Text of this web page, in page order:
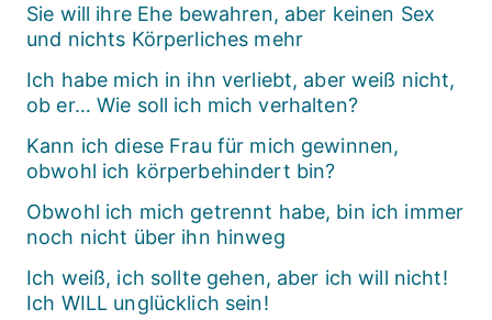
Sie will ihre Ehe bewahren, aber keinen Sex
und nichts Körperliches mehr
Ich habe mich in ihn verliebt, aber weiß nicht,
ob er… Wie soll ich mich verhalten?
Kann ich diese Frau für mich gewinnen,
obwohl ich körperbehindert bin?
Obwohl ich mich getrennt habe, bin ich immer
noch nicht über ihn hinweg
Ich weiß, ich sollte gehen, aber ich will nicht!
Ich WILL unglücklich sein!